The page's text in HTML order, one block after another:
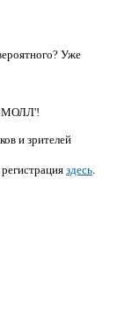
Уже
и зрителей
регистрация здесь.